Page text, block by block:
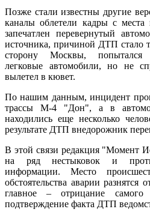
Позже стали известны другие
каналы облетели кадры с места
запечатлен перевернутый
источника, причиной ДТП стало
сторону Москвы, попытался
легковые автомобили, но не
вылетел в кювет.
По нашим данным, инцидент
трассы М-4 "Дон", а в
находились еще несколько
результате ДТП внедорожник
В этой связи редакция "Момент
на ряд нестыковок и
информации. Место
обстоятельства аварии разнятся
главное – отрицание
подтверждение факта ДТП